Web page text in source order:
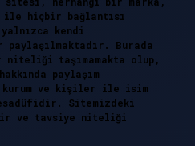
ile hiçbir bağlantısı
kendi
paylaşılmaktadır. Burada
taşımamakta olup,
paylaşım
kurum ve kişiler ile isim
Sitemizdeki
ve tavsiye niteliği